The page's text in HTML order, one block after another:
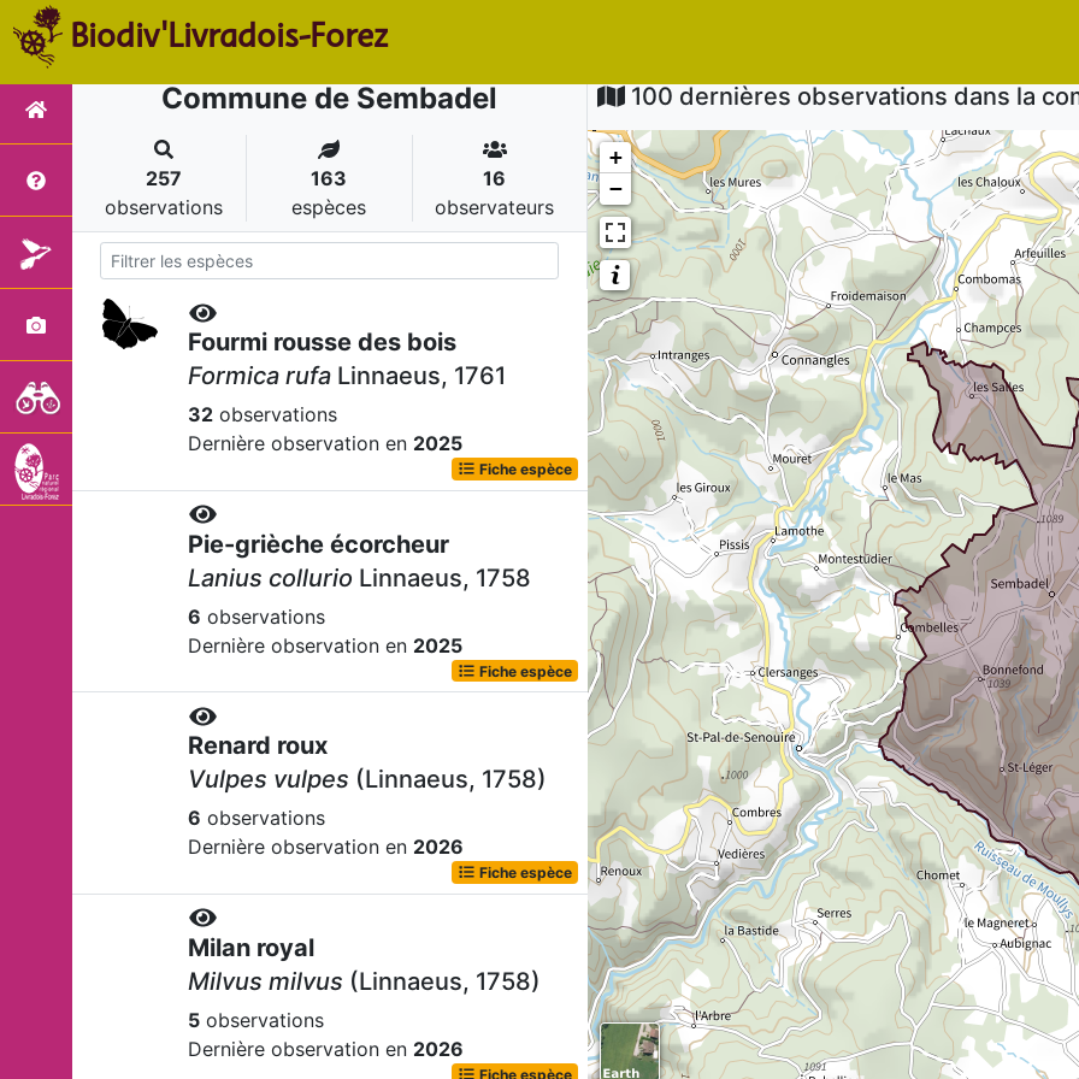
Biodiv'Livradois-Forez
Commune de Sembadel
257
observations
163
espèces
16
observateurs
Fourmi rousse des bois
Formica rufa Linnaeus, 1761
32 observations
Dernière observation en 2025
Fiche espèce
Pie-grièche écorcheur
Lanius collurio Linnaeus, 1758
6 observations
Dernière observation en 2025
Fiche espèce
Renard roux
Vulpes vulpes (Linnaeus, 1758)
6 observations
Dernière observation en 2026
Fiche espèce
Milan royal
Milvus milvus (Linnaeus, 1758)
5 observations
Dernière observation en 2026
Fiche espèce
100 dernières observations dans la
+
−